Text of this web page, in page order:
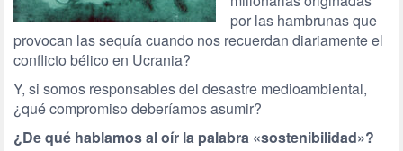
por las hambrunas que
provocan las sequía cuando nos recuerdan diariamente el
conflicto bélico en Ucrania?
Y, si somos responsables del desastre medioambiental,
¿qué compromiso deberíamos asumir?
¿De qué hablamos al oír la palabra «sostenibilidad»?